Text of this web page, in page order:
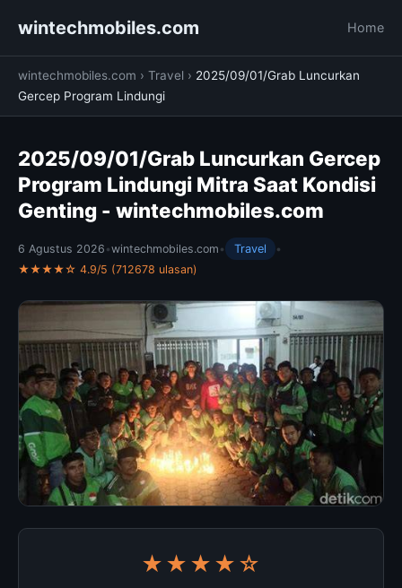
wintechmobiles.com Home
wintechmobiles.com › Travel › 2025/09/01/Grab Luncurkan
Gercep Program Lindungi
2025/09/01/Grab Luncurkan Gercep
Program Lindungi Mitra Saat Kondisi
Genting - wintechmobiles.com
6 Agustus 2026 •wintechmobiles.com • Travel
•
★★★★☆ 4.9/5 (712678 ulasan)
★★★★☆